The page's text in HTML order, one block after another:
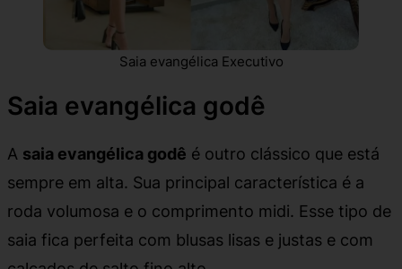
Saia evangélica Executivo
Saia evangélica godê
A saia evangélica godê é outro clássico que está
sempre em alta. Sua principal característica é a
roda volumosa e o comprimento midi. Esse tipo de
saia fica perfeita com blusas lisas e justas e com